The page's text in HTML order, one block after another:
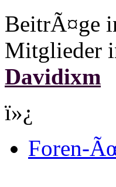
BeitrÃ¤ge
Mitglieder
Davidixm
ï»¿
Foren-